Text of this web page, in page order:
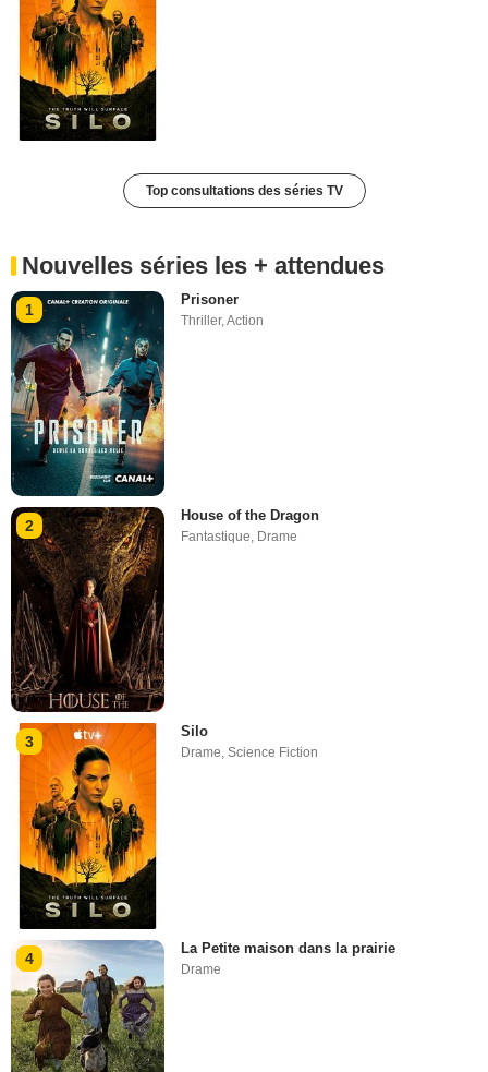
Top consultations des séries TV
Nouvelles séries les + attendues
1
Prisoner
Thriller,Action
2
House of the Dragon
Fantastique, Drame
3
Silo
Drame,Science Fiction
4
La Petite maison dans la prairie
Drame